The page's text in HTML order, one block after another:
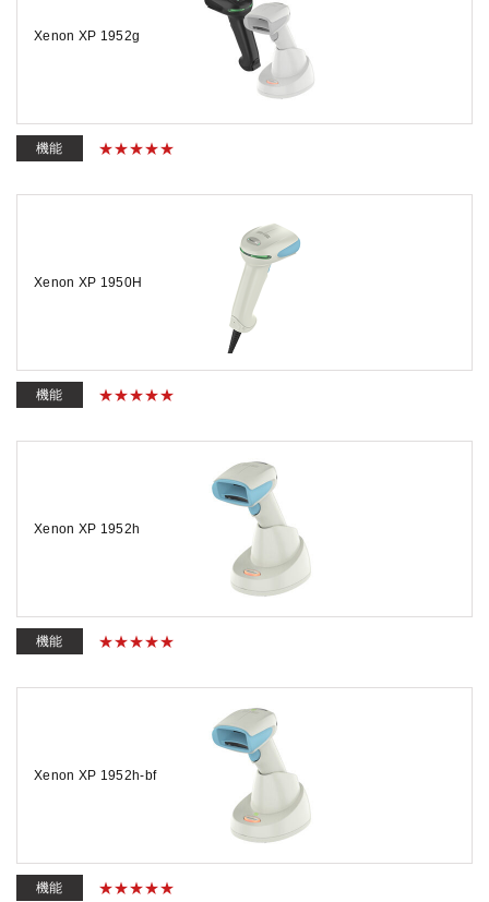
Xenon XP 1952g
機能
Xenon XP 1950H
機能
Xenon XP 1952h
機能
Xenon XP 1952h-bf
機能